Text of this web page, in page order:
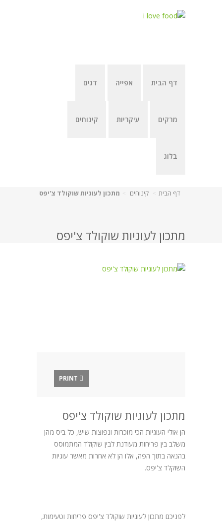
דף הבית אפייה דגים
מרקים עיקריות קינוחים
בלוג
דף הבית קינוחים מתכון לעוגיות שוקולד צ'יפס
מתכון לעוגיות שוקולד צ'יפס
מתכון לעוגיות שוקולד צ'יפס
הן אולי העוגיות הכי מוכרות ונפוצות שיש, כל ביס מהן
משלב בין פריחות מעודנת לבין שוקולד המתמוסס
בהנאה בתוך הפה, אלו הן לא אחרות מאשר עוגיות
השוקלד צ'יפס.
לפניכם מתכון לעוגיות שוקולד צ'יפס פריחות וטעימות,